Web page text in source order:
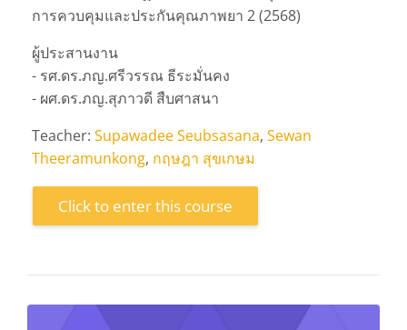
การควบคุมและประกันคุณภาพยา 2 (2568)
ผู้ประสานงาน
- รศ.ดร.ภญ.ศรีวรรณ ธีระมั่นคง
- ผศ.ดร.ภญ.สุภาวดี สืบศาสนา
Teacher: Supawadee Seubsasana, Sewan
Theeramunkong, กฤษฎา สุขเกษม
Click to enter this course